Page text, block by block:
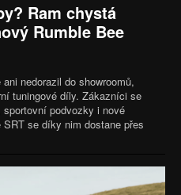
Ram chystá
Rumble Bee
nedorazil do showroomů,
tuningové díly. Zákazníci se
podvozky i nové
se díky nim dostane přes